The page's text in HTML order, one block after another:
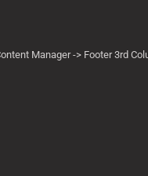
Manager -> Footer 3rd